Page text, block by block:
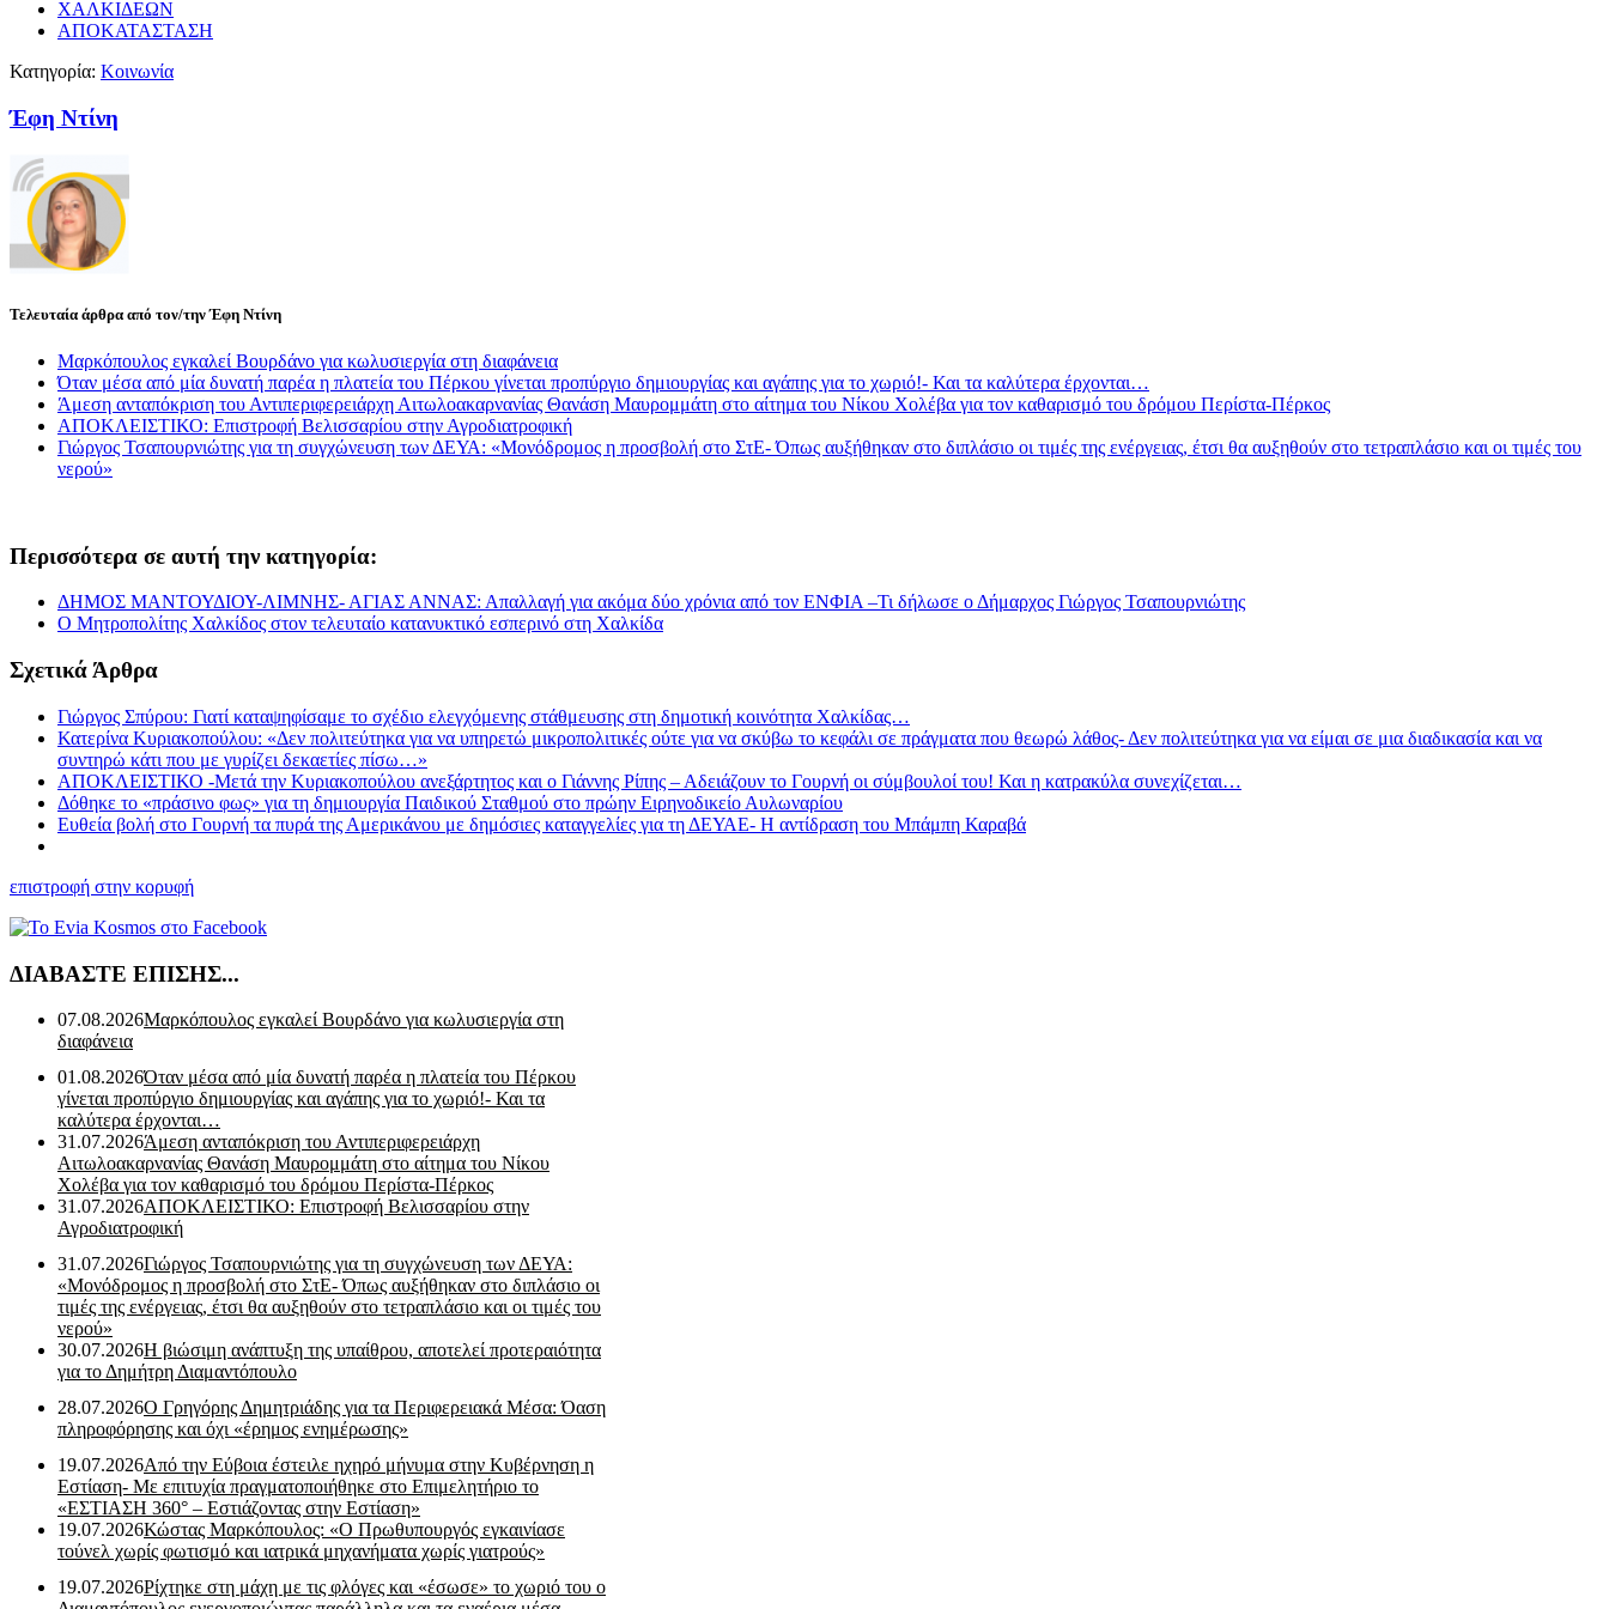
ΧΑΛΚΙΔΕΩΝ
ΑΠΟΚΑΤΑΣΤΑΣΗ
Κατηγορία: Κοινωνία
Έφη Ντίνη
Τελευταία άρθρα από τον/την Έφη Ντίνη
Μαρκόπουλος εγκαλεί Βουρδάνο για κωλυσιεργία στη διαφάνεια
Όταν μέσα από μία δυνατή παρέα η πλατεία του Πέρκου γίνεται προπύργιο δημιουργίας και αγάπης για το χωριό!- Και τα καλύτερα έρχονται…
Άμεση ανταπόκριση του Αντιπεριφερειάρχη Αιτωλοακαρνανίας Θανάση Μαυρομμάτη στο αίτημα του Νίκου Χολέβα για τον καθαρισμό του δρόμου Περίστα-Πέρκος
ΑΠΟΚΛΕΙΣΤΙΚΟ: Επιστροφή Βελισσαρίου στην Αγροδιατροφική
Γιώργος Τσαπουρνιώτης για τη συγχώνευση των ΔΕΥΑ: «Μονόδρομος η προσβολή στο ΣτΕ- Όπως αυξήθηκαν στο διπλάσιο οι τιμές της ενέργειας, έτσι θα αυξηθούν στο τετραπλάσιο και οι τιμές του
νερού»
Περισσότερα σε αυτή την κατηγορία:
ΔΗΜΟΣ ΜΑΝΤΟΥΔΙΟΥ-ΛΙΜΝΗΣ- ΑΓΙΑΣ ΑΝΝΑΣ: Απαλλαγή για ακόμα δύο χρόνια από τον ΕΝΦΙΑ –Τι δήλωσε ο Δήμαρχος Γιώργος Τσαπουρνιώτης
Ο Μητροπολίτης Χαλκίδος στον τελευταίο κατανυκτικό εσπερινό στη Χαλκίδα
Σχετικά Άρθρα
Γιώργος Σπύρου: Γιατί καταψηφίσαμε το σχέδιο ελεγχόμενης στάθμευσης στη δημοτική κοινότητα Χαλκίδας…
Κατερίνα Κυριακοπούλου: «Δεν πολιτεύτηκα για να υπηρετώ μικροπολιτικές ούτε για να σκύβω το κεφάλι σε πράγματα που θεωρώ λάθος- Δεν πολιτεύτηκα για να είμαι σε μια διαδικασία και να
συντηρώ κάτι που με γυρίζει δεκαετίες πίσω…»
ΑΠΟΚΛΕΙΣΤΙΚΟ -Μετά την Κυριακοπούλου ανεξάρτητος και ο Γιάννης Ρίπης – Αδειάζουν το Γουρνή οι σύμβουλοί του! Και η κατρακύλα συνεχίζεται…
Δόθηκε το «πράσινο φως» για τη δημιουργία Παιδικού Σταθμού στο πρώην Ειρηνοδικείο Αυλωναρίου
Ευθεία βολή στο Γουρνή τα πυρά της Αμερικάνου με δημόσιες καταγγελίες για τη ΔΕΥΑΕ- Η αντίδραση του Μπάμπη Καραβά
επιστροφή στην κορυφή
ΔΙΑΒΑΣΤΕ ΕΠΙΣΗΣ...
07.08.2026Μαρκόπουλος εγκαλεί Βουρδάνο για κωλυσιεργία στη
διαφάνεια
01.08.2026Όταν μέσα από μία δυνατή παρέα η πλατεία του Πέρκου
γίνεται προπύργιο δημιουργίας και αγάπης για το χωριό!- Και τα
καλύτερα έρχονται…
31.07.2026Άμεση ανταπόκριση του Αντιπεριφερειάρχη
Αιτωλοακαρνανίας Θανάση Μαυρομμάτη στο αίτημα του Νίκου
Χολέβα για τον καθαρισμό του δρόμου Περίστα-Πέρκος
31.07.2026ΑΠΟΚΛΕΙΣΤΙΚΟ: Επιστροφή Βελισσαρίου στην
Αγροδιατροφική
31.07.2026Γιώργος Τσαπουρνιώτης για τη συγχώνευση των ΔΕΥΑ:
«Μονόδρομος η προσβολή στο ΣτΕ- Όπως αυξήθηκαν στο διπλάσιο οι
τιμές της ενέργειας, έτσι θα αυξηθούν στο τετραπλάσιο και οι τιμές του
νερού»
30.07.2026Η βιώσιμη ανάπτυξη της υπαίθρου, αποτελεί προτεραιότητα
για το Δημήτρη Διαμαντόπουλο
28.07.2026Ο Γρηγόρης Δημητριάδης για τα Περιφερειακά Μέσα: Όαση
πληροφόρησης και όχι «έρημος ενημέρωσης»
19.07.2026Από την Εύβοια έστειλε ηχηρό μήνυμα στην Κυβέρνηση η
Εστίαση- Με επιτυχία πραγματοποιήθηκε στο Επιμελητήριο το
«ΕΣΤΙΑΣΗ 360° – Εστιάζοντας στην Εστίαση»
19.07.2026Κώστας Μαρκόπουλος: «Ο Πρωθυπουργός εγκαινίασε
τούνελ χωρίς φωτισμό και ιατρικά μηχανήματα χωρίς γιατρούς»
19.07.2026Ρίχτηκε στη μάχη με τις φλόγες και «έσωσε» το χωριό του ο